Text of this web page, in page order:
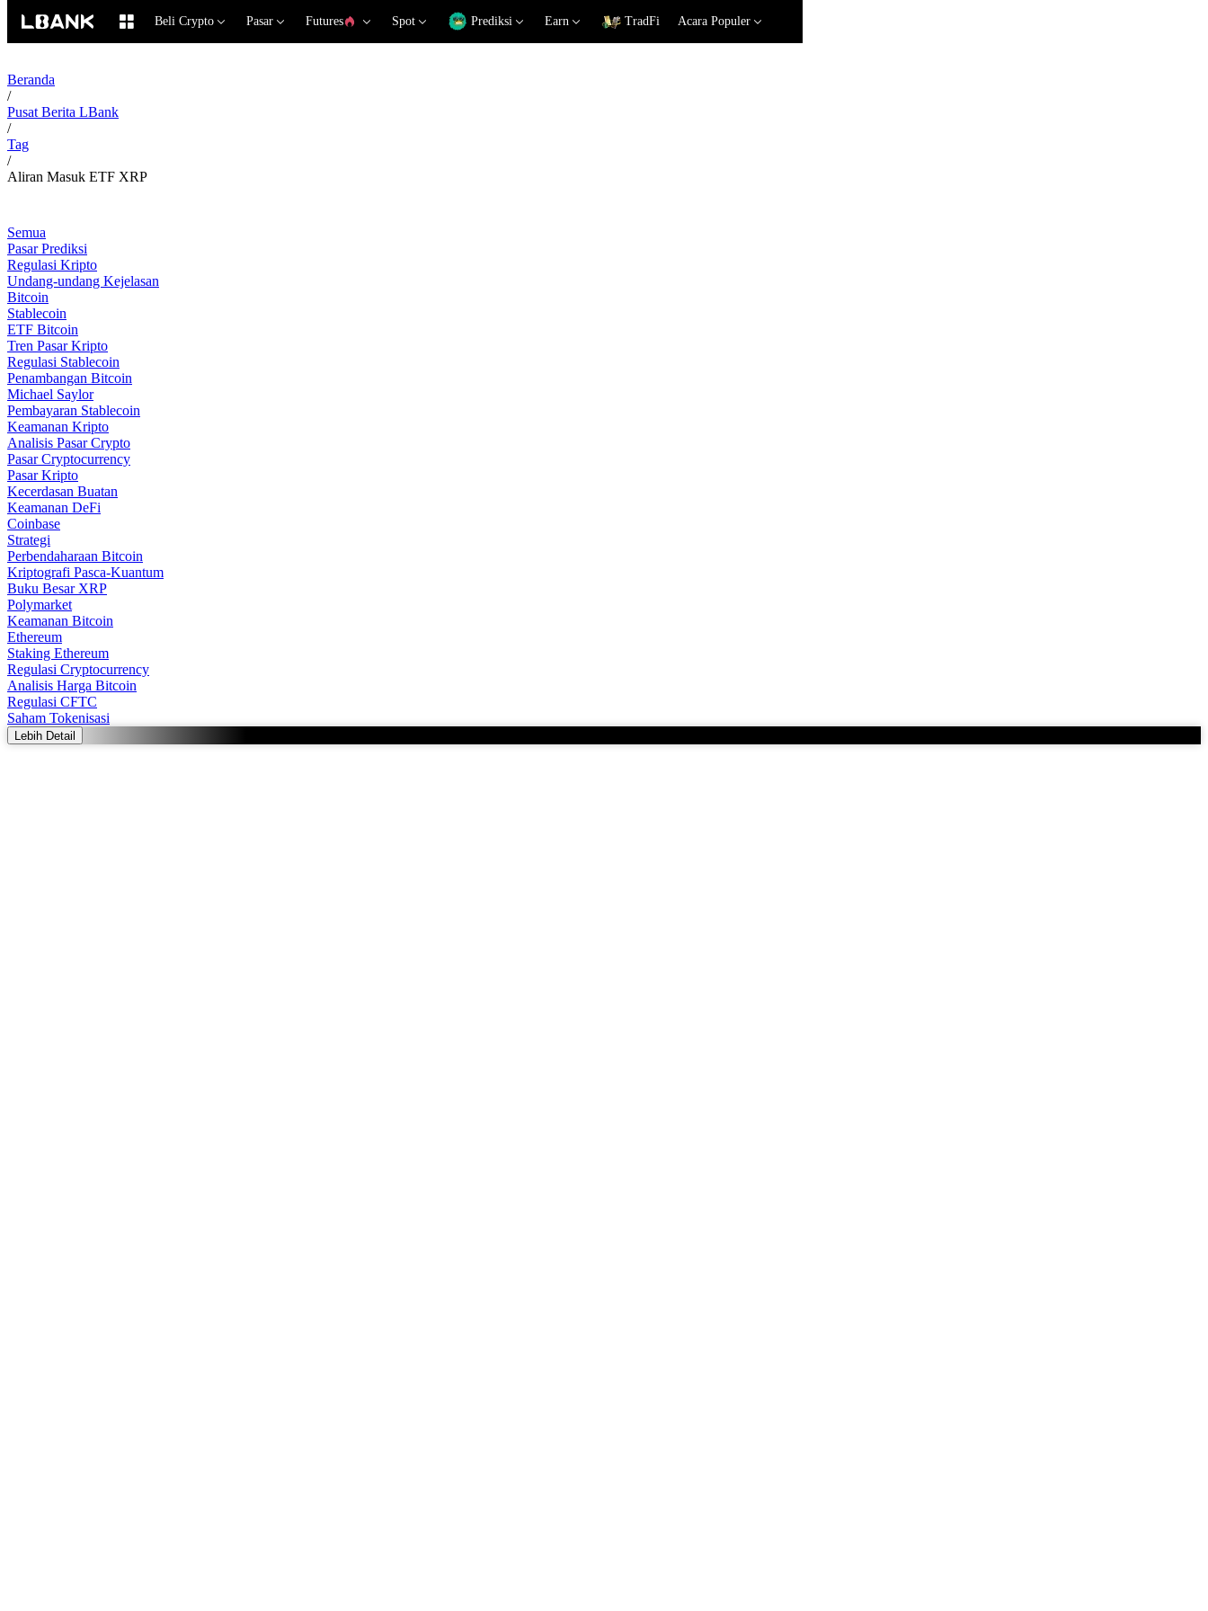
Beli Crypto Pasar Futures Spot Prediksi Earn TradFi Acara Populer
Beranda
/
Pusat Berita LBank
/
Tag
/
Aliran Masuk ETF XRP
Semua
Pasar Prediksi
Regulasi Kripto
Undang-undang Kejelasan
Bitcoin
Stablecoin
ETF Bitcoin
Tren Pasar Kripto
Regulasi Stablecoin
Penambangan Bitcoin
Michael Saylor
Pembayaran Stablecoin
Keamanan Kripto
Analisis Pasar Crypto
Pasar Cryptocurrency
Pasar Kripto
Kecerdasan Buatan
Keamanan DeFi
Coinbase
Strategi
Perbendaharaan Bitcoin
Kriptografi Pasca-Kuantum
Buku Besar XRP
Polymarket
Keamanan Bitcoin
Ethereum
Staking Ethereum
Regulasi Cryptocurrency
Analisis Harga Bitcoin
Regulasi CFTC
Saham Tokenisasi
Lebih Detail